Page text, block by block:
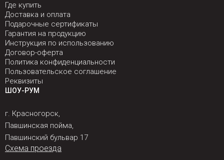
Где купить
Доставка и оплата
Подарочные сертификаты
Гарантия на продукцию
Инструкция по использованию
Договор-оферта
Политика конфиденциальности
Пользовательское соглашение
Реквизиты
ШОУ-РУМ
г. Красногорск,
Павшинская пойма,
Павшинский бульвар 17
Схема проезда